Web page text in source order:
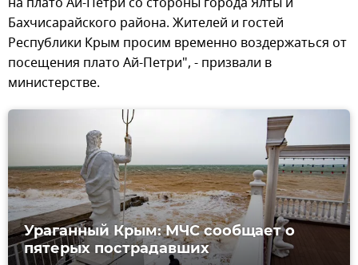
Бахчисарайского района. Жителей и гостей
Республики Крым просим временно воздержаться от
посещения плато Ай-Петри", - призвали в
министерстве.
Ураганный Крым: МЧС сообщает о
пятерых пострадавших